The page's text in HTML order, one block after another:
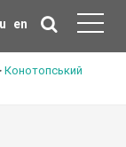
en
Конотопський